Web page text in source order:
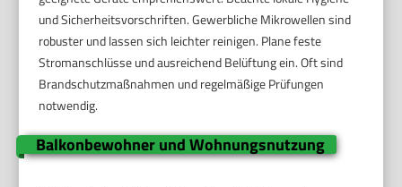
und Sicherheitsvorschriften. Gewerbliche Mikrowellen sind
robuster und lassen sich leichter reinigen. Plane feste
Stromanschlüsse und ausreichend Belüftung ein. Oft sind
Brandschutzmaßnahmen und regelmäßige Prüfungen
notwendig.
Balkonbewohner und Wohnungsnutzung